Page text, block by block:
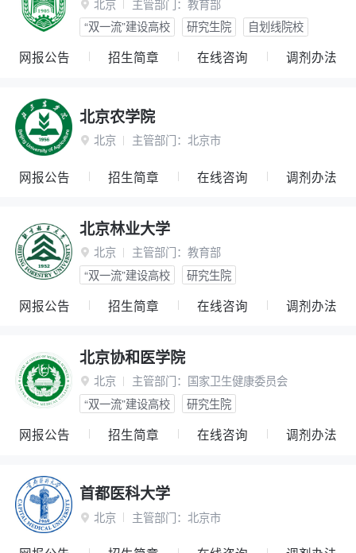
 北京 主管部门： 教育部
“双一流”建设高校
研究生院 自划线院校
网报公告 招生简章 在线咨询 调剂办法
北京农学院
 北京 主管部门： 北京市
网报公告 招生简章 在线咨询 调剂办法
北京林业大学
 北京 主管部门： 教育部
“双一流”建设高校
研究生院
网报公告 招生简章 在线咨询 调剂办法
北京协和医学院
 北京 主管部门： 国家卫生健康委员会
“双一流”建设高校
研究生院
网报公告 招生简章 在线咨询 调剂办法
首都医科大学
 北京 主管部门： 北京市